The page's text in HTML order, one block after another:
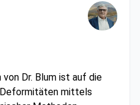
Dr. Blum ist auf die
mittels